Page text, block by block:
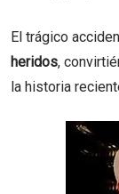
El trágico
heridos,
la historia